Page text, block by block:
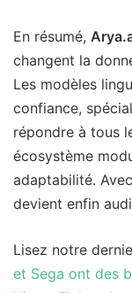
En résumé,
changent la
Les modèles
confiance,
répondre à tous
écosystème
adaptabilité.
devient enfin
Lisez notre
et Sega ont des